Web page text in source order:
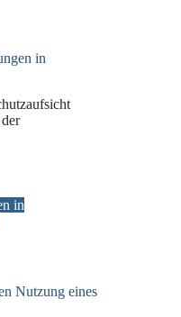
in
in
Nutzung eines